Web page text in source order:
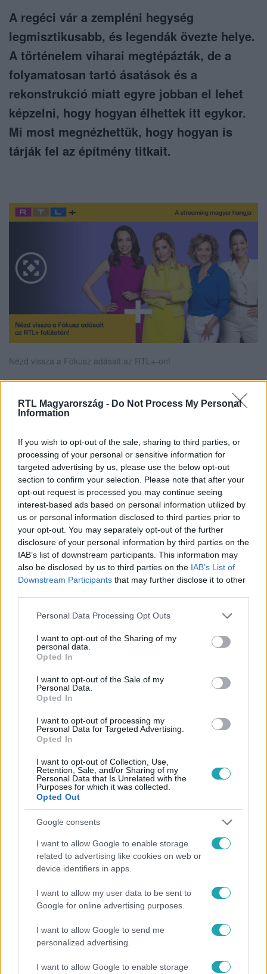
RTL Magyarország - Do Not Process My Personal
Information
If you wish to opt-out of the sale, sharing to third parties, or
processing of your personal or sensitive information for
targeted advertising by us, please use the below opt-out
section to confirm your selection. Please note that after your
opt-out request is processed you may continue seeing
interest-based ads based on personal information utilized by
us or personal information disclosed to third parties prior to
your opt-out. You may separately opt-out of the further
disclosure of your personal information by third parties on the
IAB’s list of downstream participants. This information may
also be disclosed by us to third parties on the IAB’s List of
Downstream Participants that may further disclose it to other
Please note that this website/app uses one or more Google
not limited to your visit or usage behaviour. You may click to
grant or deny consent to Google and its third-party tags to
use your data for below specified purposes in below Google
consent section.
Personal Data Processing Opt Outs
I want to opt-out of the Sharing of my
personal data.
Opted In
I want to opt-out of the Sale of my
Personal Data.
Opted In
I want to opt-out of processing my
Personal Data for Targeted Advertising.
Opted In
I want to opt-out of Collection, Use,
Retention, Sale, and/or Sharing of my
Personal Data that Is Unrelated with the
Purposes for which it was collected.
Opted Out
Google consents
I want to allow Google to enable storage
related to advertising like cookies on web or
device identifiers in apps.
I want to allow my user data to be sent to
Google for online advertising purposes.
I want to allow Google to send me
personalized advertising.
I want to allow Google to enable storage
A regéci vár a zempléni hegység
legmisztikusabb, és legendák övezte helye.
A történelem viharai megtépázták, de a
folyamatosan tartó ásatások és a
rekonstrukció miatt egyre jobban el lehet
képzelni, hogy hogyan élhettek itt egykor.
Mi most megnézhettük, hogy hogyan is
tárják fel az építmény titkait.
Nézd vissza a Fókusz adásait az RTL+-on!
Itt állítsd be, hogy az RTL.hu az elsők között
Kövess minket, és értesülj a friss hírekről a
LEGENDA #PINCE #MISZTIKUM